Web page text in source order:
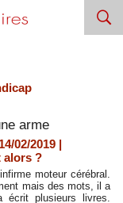
arme
02/2019 |
alors ?
moteur cérébral.
mais des mots, il a
plusieurs livres.